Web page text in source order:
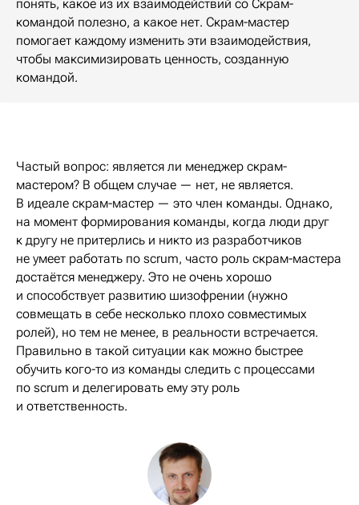
понять, какое из их взаимодействий со Скрам-
командой полезно, а какое нет. Скрам-мастер
помогает каждому изменить эти взаимодействия,
чтобы максимизировать ценность, созданную
командой.
Частый вопрос: является ли менеджер скрам-
мастером? В общем случае — нет, не является.
В идеале скрам-мастер — это член команды. Однако,
на момент формирования команды, когда люди друг
к другу не притерлись и никто из разработчиков
не умеет работать по scrum, часто роль скрам-мастера
достаётся менеджеру. Это не очень хорошо
и способствует развитию шизофрении (нужно
совмещать в себе несколько плохо совместимых
ролей), но тем не менее, в реальности встречается.
Правильно в такой ситуации как можно быстрее
обучить кого-то из команды следить с процессами
по scrum и делегировать ему эту роль
и ответственность.